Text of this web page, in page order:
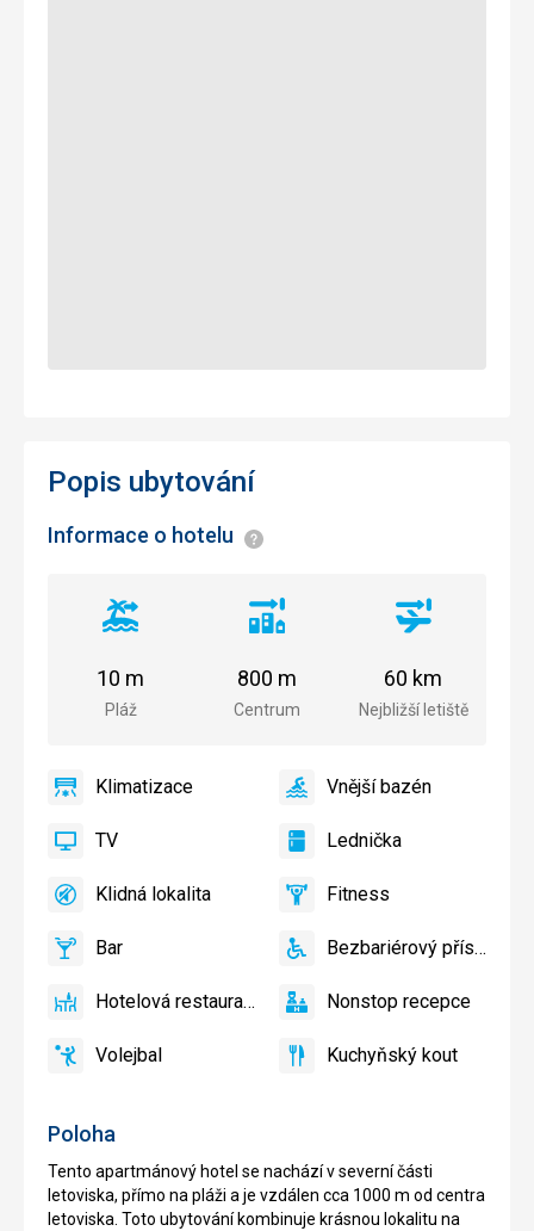
Poloha
Tento apartmánový hotel se nachází v severní části
letoviska, přímo na pláži a je vzdálen cca 1000 m od centra
letoviska. Toto ubytování kombinuje krásnou lokalitu na
Popis ubytování
Informace o hotelu Informace
Vzdálenost
pláže
Pláž
10 m
Vzdálenost
centra
Centrum
800 m
Vzdálenost
letiště
Nejbližší letiště
60 km
Klimatizace
Klimatizace
ano
VnějšíVnější bazén
ano
TV TV
ano LedničkaLednička
ano
KlidnáKlidná lokalita
ano FitnessFitness
ano
Bar Bar
ano
Bezbariérový
Bezbariérový přístup
ano
Hotelová
Hotelová restaurace
ano
NonstopNonstop recepce
ano
VolejbalVolejbal
ano
Kuchyňský
Kuchyňský kout
ano